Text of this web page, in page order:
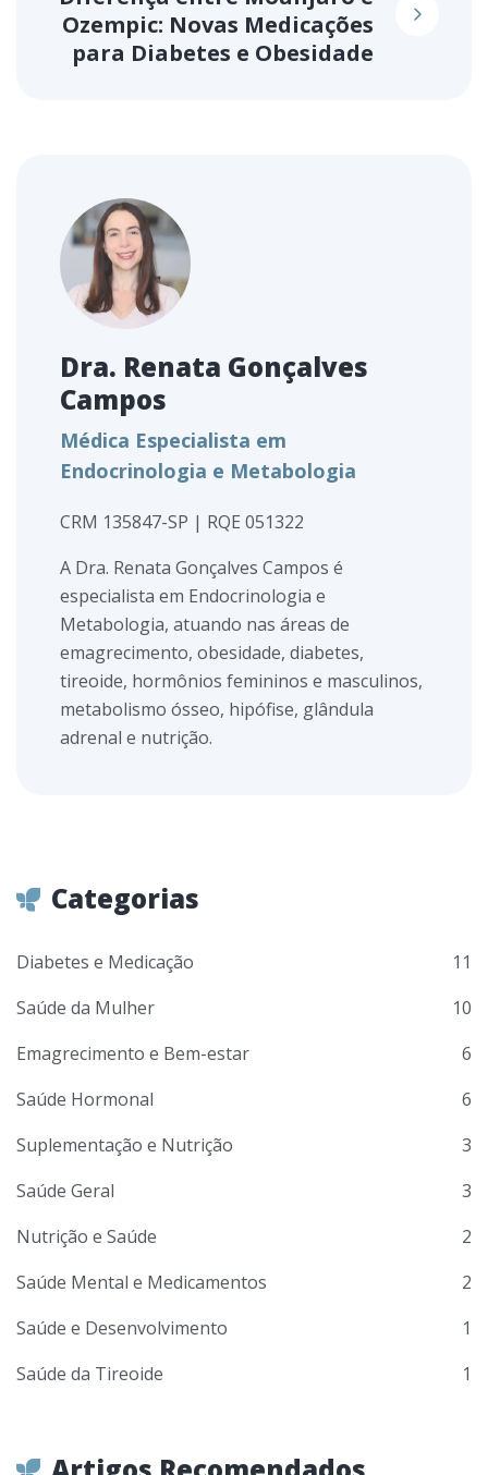
Ozempic: Novas Medicações
para Diabetes e Obesidade
Dra. Renata Gonçalves
Campos
Médica Especialista em
Endocrinologia e Metabologia
CRM 135847-SP | RQE 051322
A Dra. Renata Gonçalves Campos é
especialista em Endocrinologia e
Metabologia, atuando nas áreas de
emagrecimento, obesidade, diabetes,
tireoide, hormônios femininos e masculinos,
metabolismo ósseo, hipófise, glândula
adrenal e nutrição.
Categorias
Diabetes e Medicação
11
Saúde da Mulher
10
Emagrecimento e Bem-estar
6
Saúde Hormonal
6
Suplementação e Nutrição
3
Saúde Geral
3
Nutrição e Saúde
2
Saúde Mental e Medicamentos
2
Saúde e Desenvolvimento
1
Saúde da Tireoide
1